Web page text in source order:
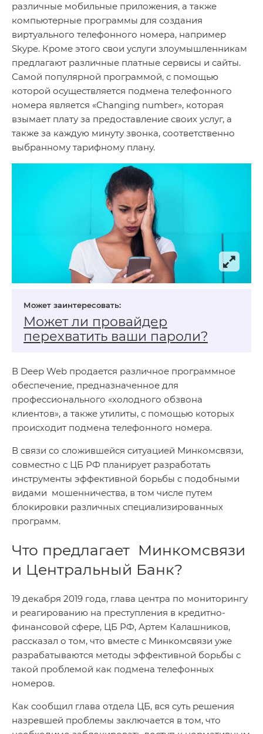
различные мобильные приложения, а также
компьютерные программы для создания
виртуального телефонного номера, например
Skype. Кроме этого свои услуги злоумышленникам
предлагают различные платные сервисы и сайты.
Самой популярной программой, с помощью
которой осуществляется подмена телефонного
номера является «Changing number», которая
взымает плату за предоставление своих услуг, а
также за каждую минуту звонка, соответственно
выбранному тарифному плану.
Может ли провайдер
перехватить ваши пароли?
В Deep Web продается различное программное
обеспечение, предназначенное для
профессионального «холодного обзвона
клиентов», а также утилиты, с помощью которых
происходит подмена телефонного номера.
В связи со сложившейся ситуацией Минкомсвязи,
совместно с ЦБ РФ планирует разработать
инструменты эффективной борьбы с подобными
видами мошенничества, в том числе путем
блокировки различных специализированных
программ.
Что предлагает Минкомсвязи
и Центральный Банк?
19 декабря 2019 года, глава центра по мониторингу
и реагированию на преступления в кредитно-
финансовой сфере, ЦБ РФ, Артем Калашников,
рассказал о том, что вместе с Минкомсвязи уже
разрабатываются методы эффективной борьбы с
такой проблемой как подмена телефонных
номеров.
Как сообщил глава отдела ЦБ, вся суть решения
назревшей проблемы заключается в том, что